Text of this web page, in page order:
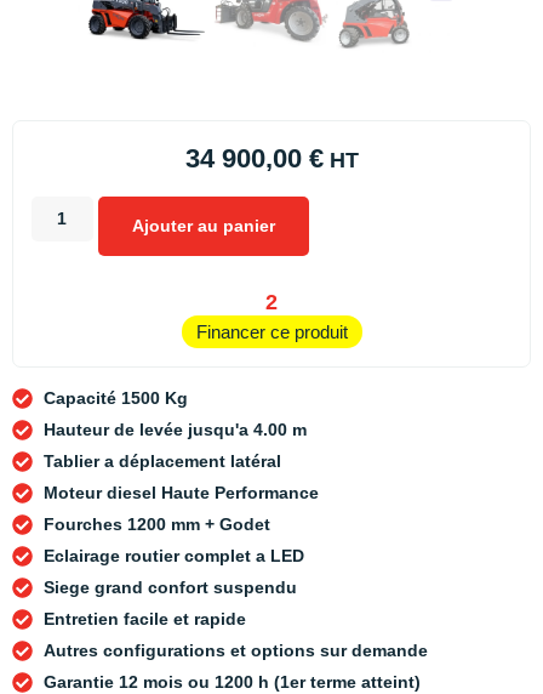
34 900,00 €HT
Ajouter au panier
2
Financer ce produit
Capacité 1500 Kg
Hauteur de levée jusqu'a 4.00 m
Tablier a déplacement latéral
Moteur diesel Haute Performance
Fourches 1200 mm + Godet
Eclairage routier complet a LED
Siege grand confort suspendu
Entretien facile et rapide
Autres configurations et options sur demande
Garantie 12 mois ou 1200 h (1er terme atteint)